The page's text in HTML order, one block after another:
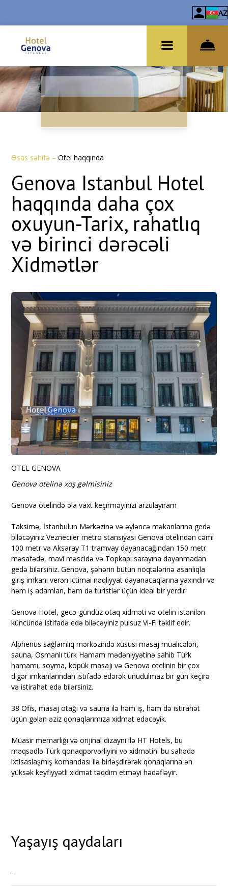
AZ
Əsas səhifə –Otel haqqında
Genova Istanbul Hotel
haqqında daha çox
oxuyun-Tarix, rahatlıq
və birinci dərəcəli
Xidmətlər
OTEL GENOVA
Genova otelinə xoş gəlmisiniz
Genova otelində əla vaxt keçirməyinizi arzulayıram
Taksimə, İstanbulun Mərkəzinə və əyləncə məkanlarına gedə
biləcəyiniz Vezneciler metro stansiyası Genova otelindən cəmi
100 metr və Aksaray T1 tramvay dayanacağından 150 metr
məsafədə, mavi məscidə və Topkapı sarayına dayanmadan
gedə bilərsiniz. Genova, şəhərin bütün nöqtələrinə asanlıqla
giriş imkanı verən ictimai nəqliyyat dayanacaqlarına yaxındır və
həm iş adamları, həm də turistlər üçün ideal bir yerdir.
Genova Hotel, gecə-gündüz otaq xidməti və otelin istənilən
küncündə istifadə edə biləcəyiniz pulsuz Vi-Fi təklif edir.
Alphenus sağlamlıq mərkəzində xüsusi masaj müalicələri,
sauna, Osmanlı türk Hamam mədəniyyətinə sahib Türk
hamamı, soyma, köpük masajı və Genova otelinin bir çox
digər imkanlarından istifadə edərək unudulmaz bir gün keçirə
və istirahət edə bilərsiniz.
38 Ofis, masaj otağı və sauna ilə həm iş, həm də istirahət
üçün gələn əziz qonaqlarımıza xidmət edəcəyik.
Müasir memarlığı və orijinal dizaynı ilə HT Hotels, bu
məqsədlə Türk qonaqpərvərliyini və xidmətini bu sahədə
ixtisaslaşmış komandası ilə birləşdirərək qonaqlarına ən
yüksək keyfiyyətli xidmət təqdim etməyi hədəfləyir.
Yaşayış qaydaları
-